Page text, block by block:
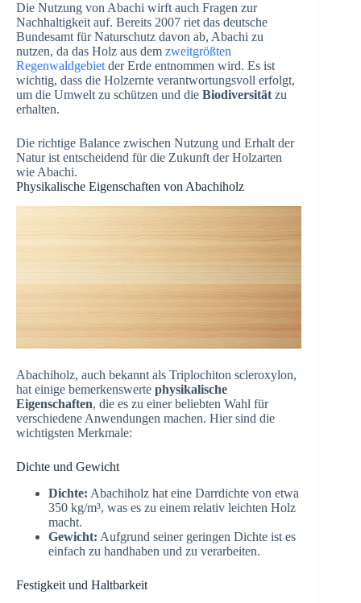
Die Nutzung von Abachi wirft auch Fragen zur
Nachhaltigkeit auf. Bereits 2007 riet das deutsche
Bundesamt für Naturschutz davon ab, Abachi zu
nutzen, da das Holz aus dem zweitgrößten
Regenwaldgebiet der Erde entnommen wird. Es ist
wichtig, dass die Holzernte verantwortungsvoll erfolgt,
um die Umwelt zu schützen und die Biodiversität zu
erhalten.
Die richtige Balance zwischen Nutzung und Erhalt der
Natur ist entscheidend für die Zukunft der Holzarten
wie Abachi.
Physikalische Eigenschaften von Abachiholz
Abachiholz, auch bekannt als Triplochiton scleroxylon,
hat einige bemerkenswerte physikalische
Eigenschaften, die es zu einer beliebten Wahl für
verschiedene Anwendungen machen. Hier sind die
wichtigsten Merkmale:
Dichte und Gewicht
Dichte: Abachiholz hat eine Darrdichte von etwa
350 kg/m³, was es zu einem relativ leichten Holz
macht.
Gewicht: Aufgrund seiner geringen Dichte ist es
einfach zu handhaben und zu verarbeiten.
Festigkeit und Haltbarkeit